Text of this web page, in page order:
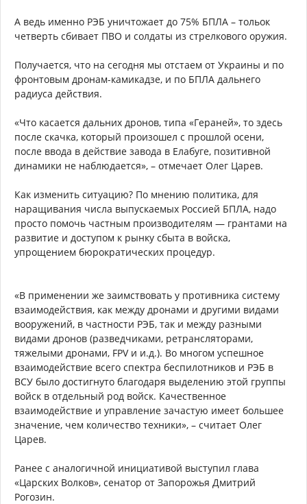
А ведь именно РЭБ уничтожает до 75% БПЛА – тольок
четверть сбивает ПВО и солдаты из стрелкового оружия.
Получается, что на сегодня мы отстаем от Украины и по
фронтовым дронам-камикадзе, и по БПЛА дальнего
радиуса действия.
«Что касается дальних дронов, типа «Гераней», то здесь
после скачка, который произошел с прошлой осени,
после ввода в действие завода в Елабуге, позитивной
динамики не наблюдается», – отмечает Олег Царев.
Как изменить ситуацию? По мнению политика, для
наращивания числа выпускаемых Россией БПЛА, надо
просто помочь частным производителям — грантами на
развитие и доступом к рынку сбыта в войска,
упрощением бюрократических процедур.
«В применении же заимствовать у противника систему
взаимодействия, как между дронами и другими видами
вооружений, в частности РЭБ, так и между разными
видами дронов (разведчиками, ретрансляторами,
тяжелыми дронами, FPV и и.д.). Во многом успешное
взаимодействие всего спектра беспилотников и РЭБ в
ВСУ было достигнуто благодаря выделению этой группы
войск в отдельный род войск. Качественное
взаимодействие и управление зачастую имеет большее
значение, чем количество техники», – считает Олег
Царев.
Ранее с аналогичной инициативой выступил глава
«Царских Волков», сенатор от Запорожья Дмитрий
Рогозин.